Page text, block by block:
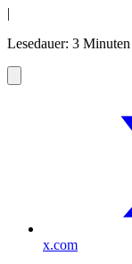
|
Lesedauer: 3 Minuten
x.com